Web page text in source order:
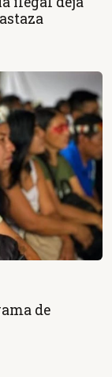
de